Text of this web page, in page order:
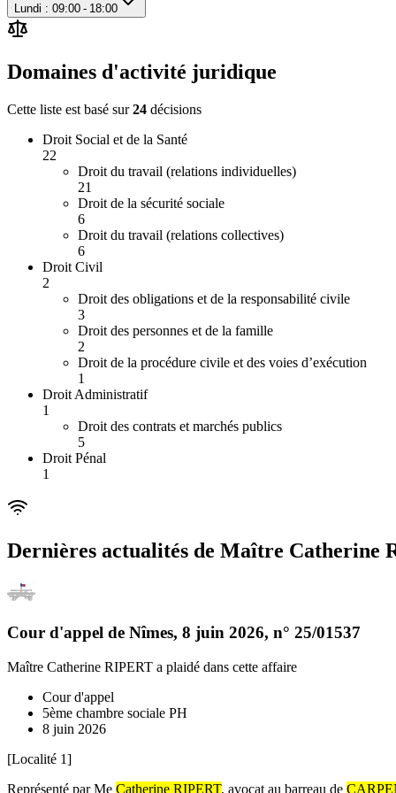
Lundi : 09:00 - 18:00
Domaines d'activité juridique
Cette liste est basé sur 24 décisions
Droit Social et de la Santé
22
Droit du travail (relations individuelles)
21
Droit de la sécurité sociale
6
Droit du travail (relations collectives)
6
Droit Civil
2
Droit des obligations et de la responsabilité civile
3
Droit des personnes et de la famille
2
Droit de la procédure civile et des voies d’exécution
1
Droit Administratif
1
Droit des contrats et marchés publics
5
Droit Pénal
1
Dernières actualités de Maître Catherine
Cour d'appel de Nîmes, 8 juin 2026, n° 25/01537
Maître Catherine RIPERT a plaidé dans cette affaire
Cour d'appel
5ème chambre sociale PH
8 juin 2026
[Localité 1]
Représenté par Me Catherine RIPERT, avocat au barreau de